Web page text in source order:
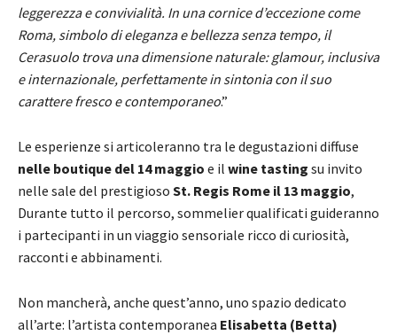
leggerezza e convivialità. In una cornice d’eccezione come
Roma, simbolo di eleganza e bellezza senza tempo, il
Cerasuolo trova una dimensione naturale: glamour, inclusiva
e internazionale, perfettamente in sintonia con il suo
carattere fresco e contemporaneo.”
Le esperienze si articoleranno tra le degustazioni diffuse
nelle boutique del 14 maggio e il wine tasting su invito
nelle sale del prestigioso St. Regis Rome il 13 maggio,
Durante tutto il percorso, sommelier qualificati guideranno
i partecipanti in un viaggio sensoriale ricco di curiosità,
racconti e abbinamenti.
Non mancherà, anche quest’anno, uno spazio dedicato
all’arte: l’artista contemporanea Elisabetta (Betta)